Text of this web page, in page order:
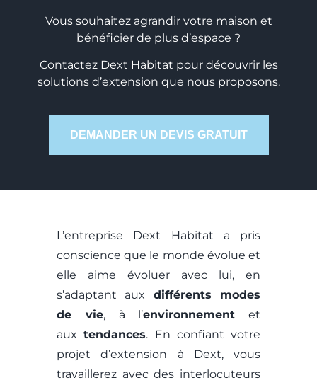
Vous souhaitez agrandir votre maison et
bénéficier de plus d’espace ?
Contactez Dext Habitat pour découvrir les
solutions d’extension que nous proposons.
DEMANDER UN DEVIS GRATUIT
L’entreprise Dext Habitat a pris
conscience que le monde évolue et
elle aime évoluer avec lui, en
s’adaptant aux différents modes
de vie, à l’environnement et
auxtendances. En confiant votre
projet d’extension à Dext, vous
travaillerez avec des interlocuteurs